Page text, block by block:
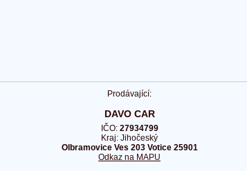
Prodávající:
DAVO CAR
IČO: 27934799
Kraj: Jihočeský
Olbramovice Ves 203 Votice 25901
Odkaz na MAPU